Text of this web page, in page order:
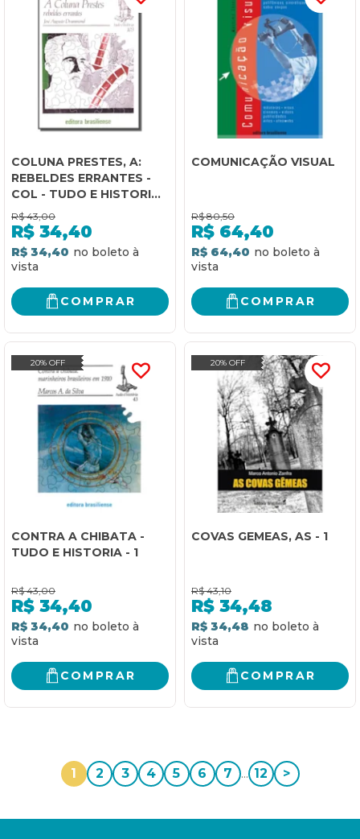
COLUNA PRESTES, A:
REBELDES ERRANTES -
COL - TUDO E HISTORIA -
R$ 43,00
R$ 34,40
R$ 34,40
COMPRAR
COMUNICAÇÃO VISUAL
R$ 80,50
R$ 64,40
R$ 64,40
COMPRAR
20% OFF
CONTRA A CHIBATA -
TUDO E HISTORIA - 1
R$ 43,00
R$ 34,40
R$ 34,40
COMPRAR
20% OFF
COVAS GEMEAS, AS - 1
R$ 43,10
R$ 34,48
R$ 34,48
COMPRAR
1 2 3 4 5 6 7 ... 12 >